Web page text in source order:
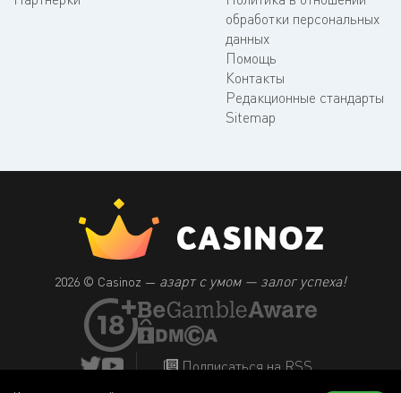
обработки персональных
данных
Помощь
Контакты
Редакционные стандарты
Sitemap
2026 © Casinoz — азарт с умом — залог успеха!
Подписаться на RSS